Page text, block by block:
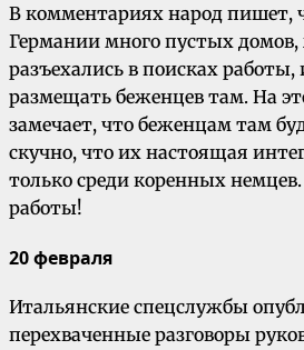
В комментариях народ пишет,
Германии много пустых
разъехались в поисках
размещать беженцев там. На
замечает, что беженцам там
скучно, что их настоящая
только среди коренных
работы!
20 февраля
Итальянские спецслужбы
перехваченные разговоры